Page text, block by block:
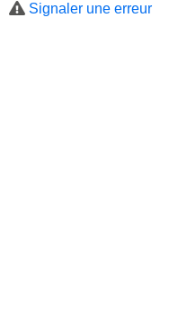
Signaler une erreur